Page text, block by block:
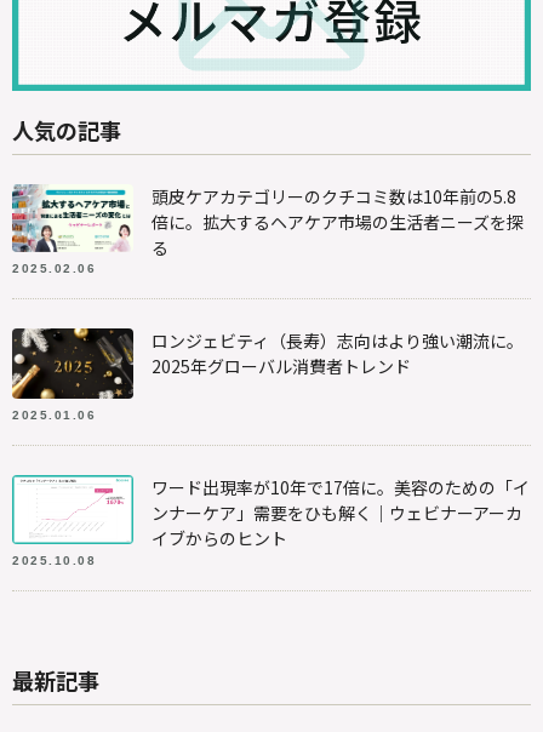
人気の記事
2025.02.06
頭皮ケアカテゴリーのクチコミ数は10年前の5.8
倍に。拡大するヘアケア市場の生活者ニーズを探
る
2025.01.06
ロンジェビティ（長寿）志向はより強い潮流に。
2025年グローバル消費者トレンド
2025.10.08
ワード出現率が10年で17倍に。美容のための「イ
ンナーケア」需要をひも解く｜ウェビナーアーカ
イブからのヒント
最新記事